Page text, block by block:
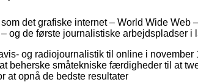
det grafiske internet – World Wide Web
og de første journalistiske arbejdspladser i
og radiojournalistik til online i
beherske småtekniske færdigheder til at
at opnå de bedste resultater